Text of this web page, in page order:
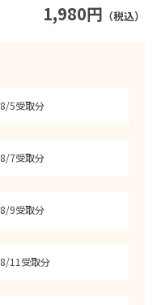
1,980円 （税込）
8/5受取分
8/7受取分
8/9受取分
8/11受取分